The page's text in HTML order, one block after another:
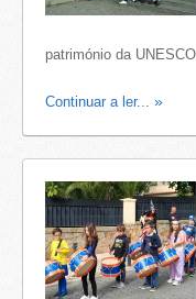
património da
Continuar a ler...